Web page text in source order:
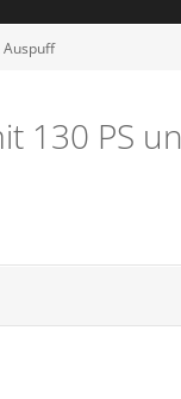
130 PS